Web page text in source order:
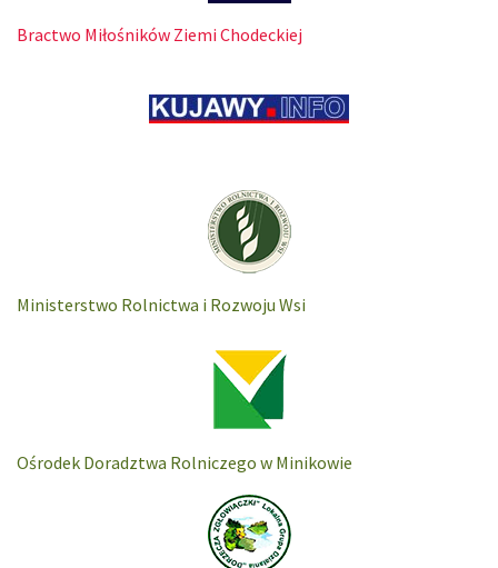
Bractwo Miłośników Ziemi Chodeckiej
Ministerstwo Rolnictwa i Rozwoju Wsi
Ośrodek Doradztwa Rolniczego w Minikowie